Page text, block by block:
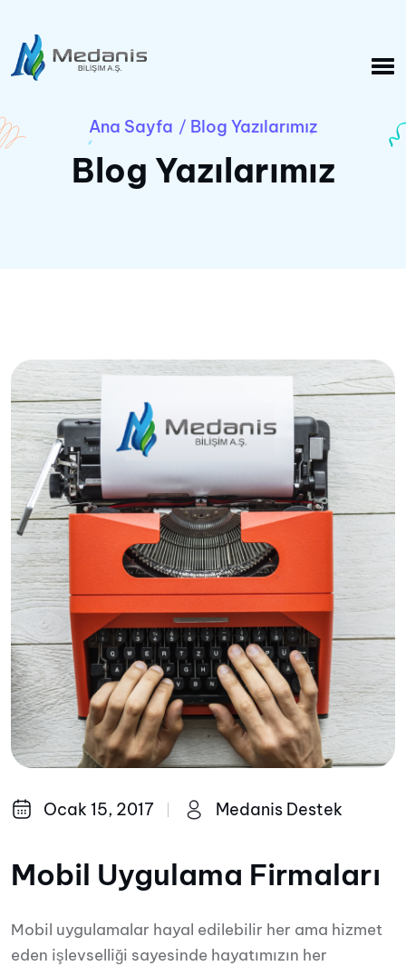
Ana Sayfa / Blog Yazılarımız
Blog Yazılarımız
Ocak 15, 2017 Medanis Destek
Mobil Uygulama Firmaları
Mobil uygulamalar hayal edilebilir her ama hizmet
eden işlevselliği sayesinde hayatımızın her